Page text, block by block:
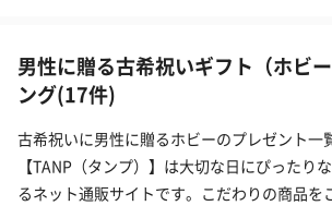
男性に贈る古希祝いギフト（ホビ
ング(17件)
古希祝いに男性に贈るホビーのプレゼント一
【TANP（タンプ）】は大切な日にぴったり
るネット通販サイトです。こだわりの商品を